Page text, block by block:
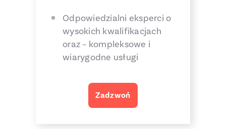
Odpowiedzialni eksperci o
wysokich kwalifikacjach
oraz – kompleksowe i
wiarygodne usługi
Zadzwoń